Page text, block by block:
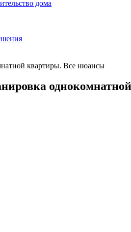
дома
квартиры. Все нюансы